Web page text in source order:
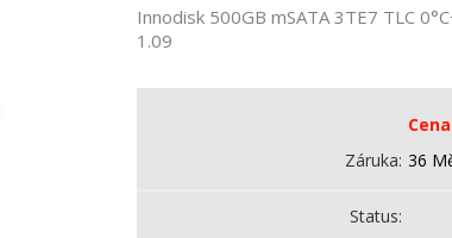
Innodisk 500GB mSATA 3TE7 TLC
1.09
Záruka 36
Status